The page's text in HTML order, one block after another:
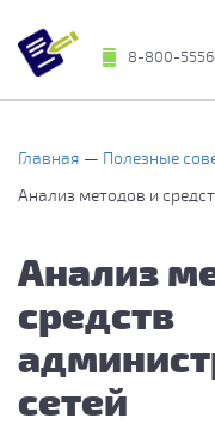
8-800-
Главная
Полезные
Анализ методов и
Анализ
средств
сетей